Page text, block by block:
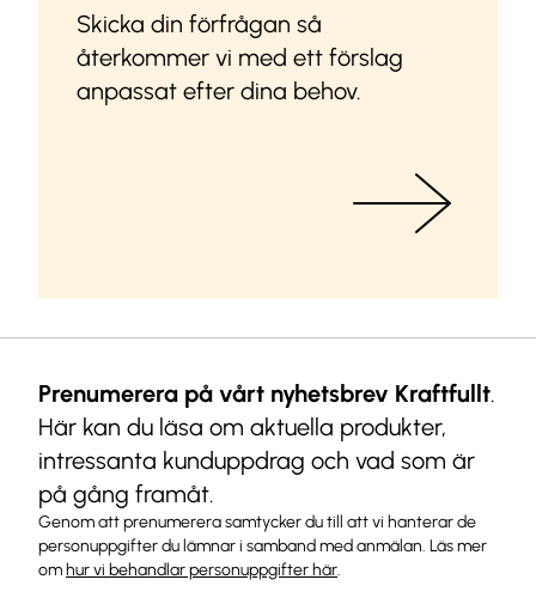
Skicka din förfrågan så
återkommer vi med ett förslag
anpassat efter dina behov.
Prenumerera på vårt nyhetsbrev Kraftfullt.
Här kan du läsa om aktuella produkter,
intressanta kunduppdrag och vad som är
på gång framåt.
Genom att prenumerera samtycker du till att vi hanterar de
personuppgifter du lämnar i samband med anmälan. Läs mer
omhur vi behandlar personuppgifter här.